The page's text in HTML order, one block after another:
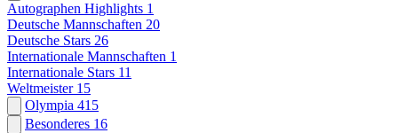
Autographen Highlights 1
Deutsche Mannschaften 20
Deutsche Stars 26
Internationale Mannschaften 1
Internationale Stars 11
Weltmeister 15
Olympia 415
Besonderes 16